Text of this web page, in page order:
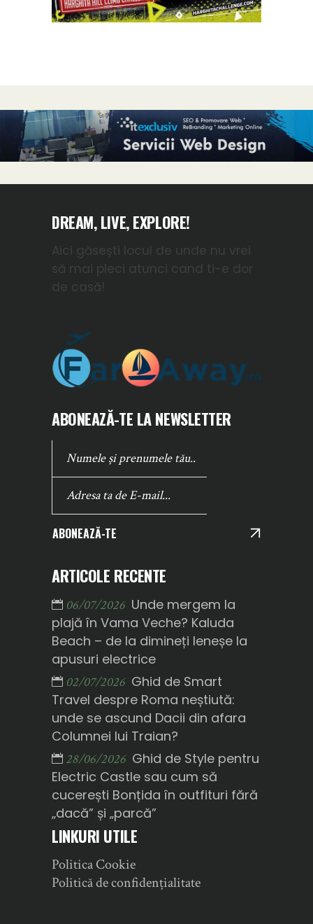
DREAM, LIVE, EXPLORE!
Aici găsești locul de unde nu vrei
să mai pleci atunci cand ti-e dor
de casă!
ABONEAZĂ-TE LA NEWSLETTER
ABONEAZĂ-TE
ARTICOLE RECENTE
06/07/2026 Unde mergem la
plajă în Vama Veche? Kaluda
Beach – de la dimineți leneșe la
apusuri electrice
02/07/2026 Ghid de Smart
Travel despre Roma neștiută:
unde se ascund Dacii din afara
Columnei lui Traian?
28/06/2026 Ghid de Style pentru
Electric Castle sau cum să
cucerești Bonțida în outfituri fără
„dacă” și „parcă”
LINKURI UTILE
Politica Cookie
Politică de confidențialitate